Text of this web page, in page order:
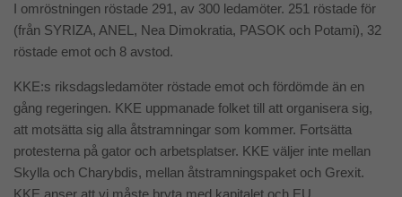
I omröstningen röstade 291, av 300 ledamöter. 251 röstade för
(från SYRIZA, ANEL, Nea Dimokratia, PASOK och Potami), 32
röstade emot och 8 avstod.
KKE:s riksdagsledamöter röstade emot och fördömde än en
gång regeringen. KKE uppmanade folket till att organisera sig,
att motsätta sig alla åtstramningar som kommer. Fortsätta
protesterna på gator och arbetsplatser. KKE väljer inte mellan
Skylla och Charybdis, mellan åtstramningspaket och Grexit.
KKE anser att vi måste bryta med kapitalet och EU.